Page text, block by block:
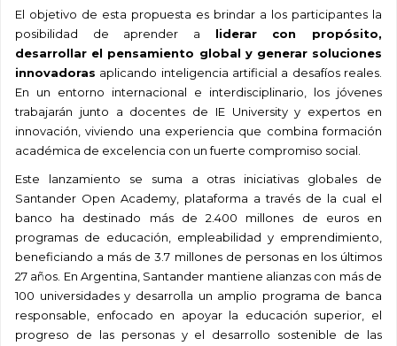
El objetivo de esta propuesta es brindar a los participantes la
posibilidad de aprender a liderar con propósito,
desarrollar el pensamiento global y generar soluciones
innovadoras aplicando inteligencia artificial a desafíos reales.
En un entorno internacional e interdisciplinario, los jóvenes
trabajarán junto a docentes de IE University y expertos en
innovación, viviendo una experiencia que combina formación
académica de excelencia con un fuerte compromiso social.
Este lanzamiento se suma a otras iniciativas globales de
Santander Open Academy, plataforma a través de la cual el
banco ha destinado más de 2.400 millones de euros en
programas de educación, empleabilidad y emprendimiento,
beneficiando a más de 3.7 millones de personas en los últimos
27 años. En Argentina, Santander mantiene alianzas con más de
100 universidades y desarrolla un amplio programa de banca
responsable, enfocado en apoyar la educación superior, el
progreso de las personas y el desarrollo sostenible de las